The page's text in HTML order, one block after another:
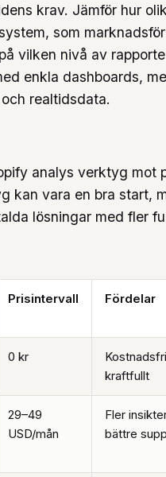
krav. Jämför hur
som
vilken nivå av
enkla dashboards,
realtidsdata.
analys verktyg mot
kan vara en bra start,
lösningar med fler
Prisintervall Fördelar
0 kr
kraftfullt
29–49
USD/mån
Fler
bättre